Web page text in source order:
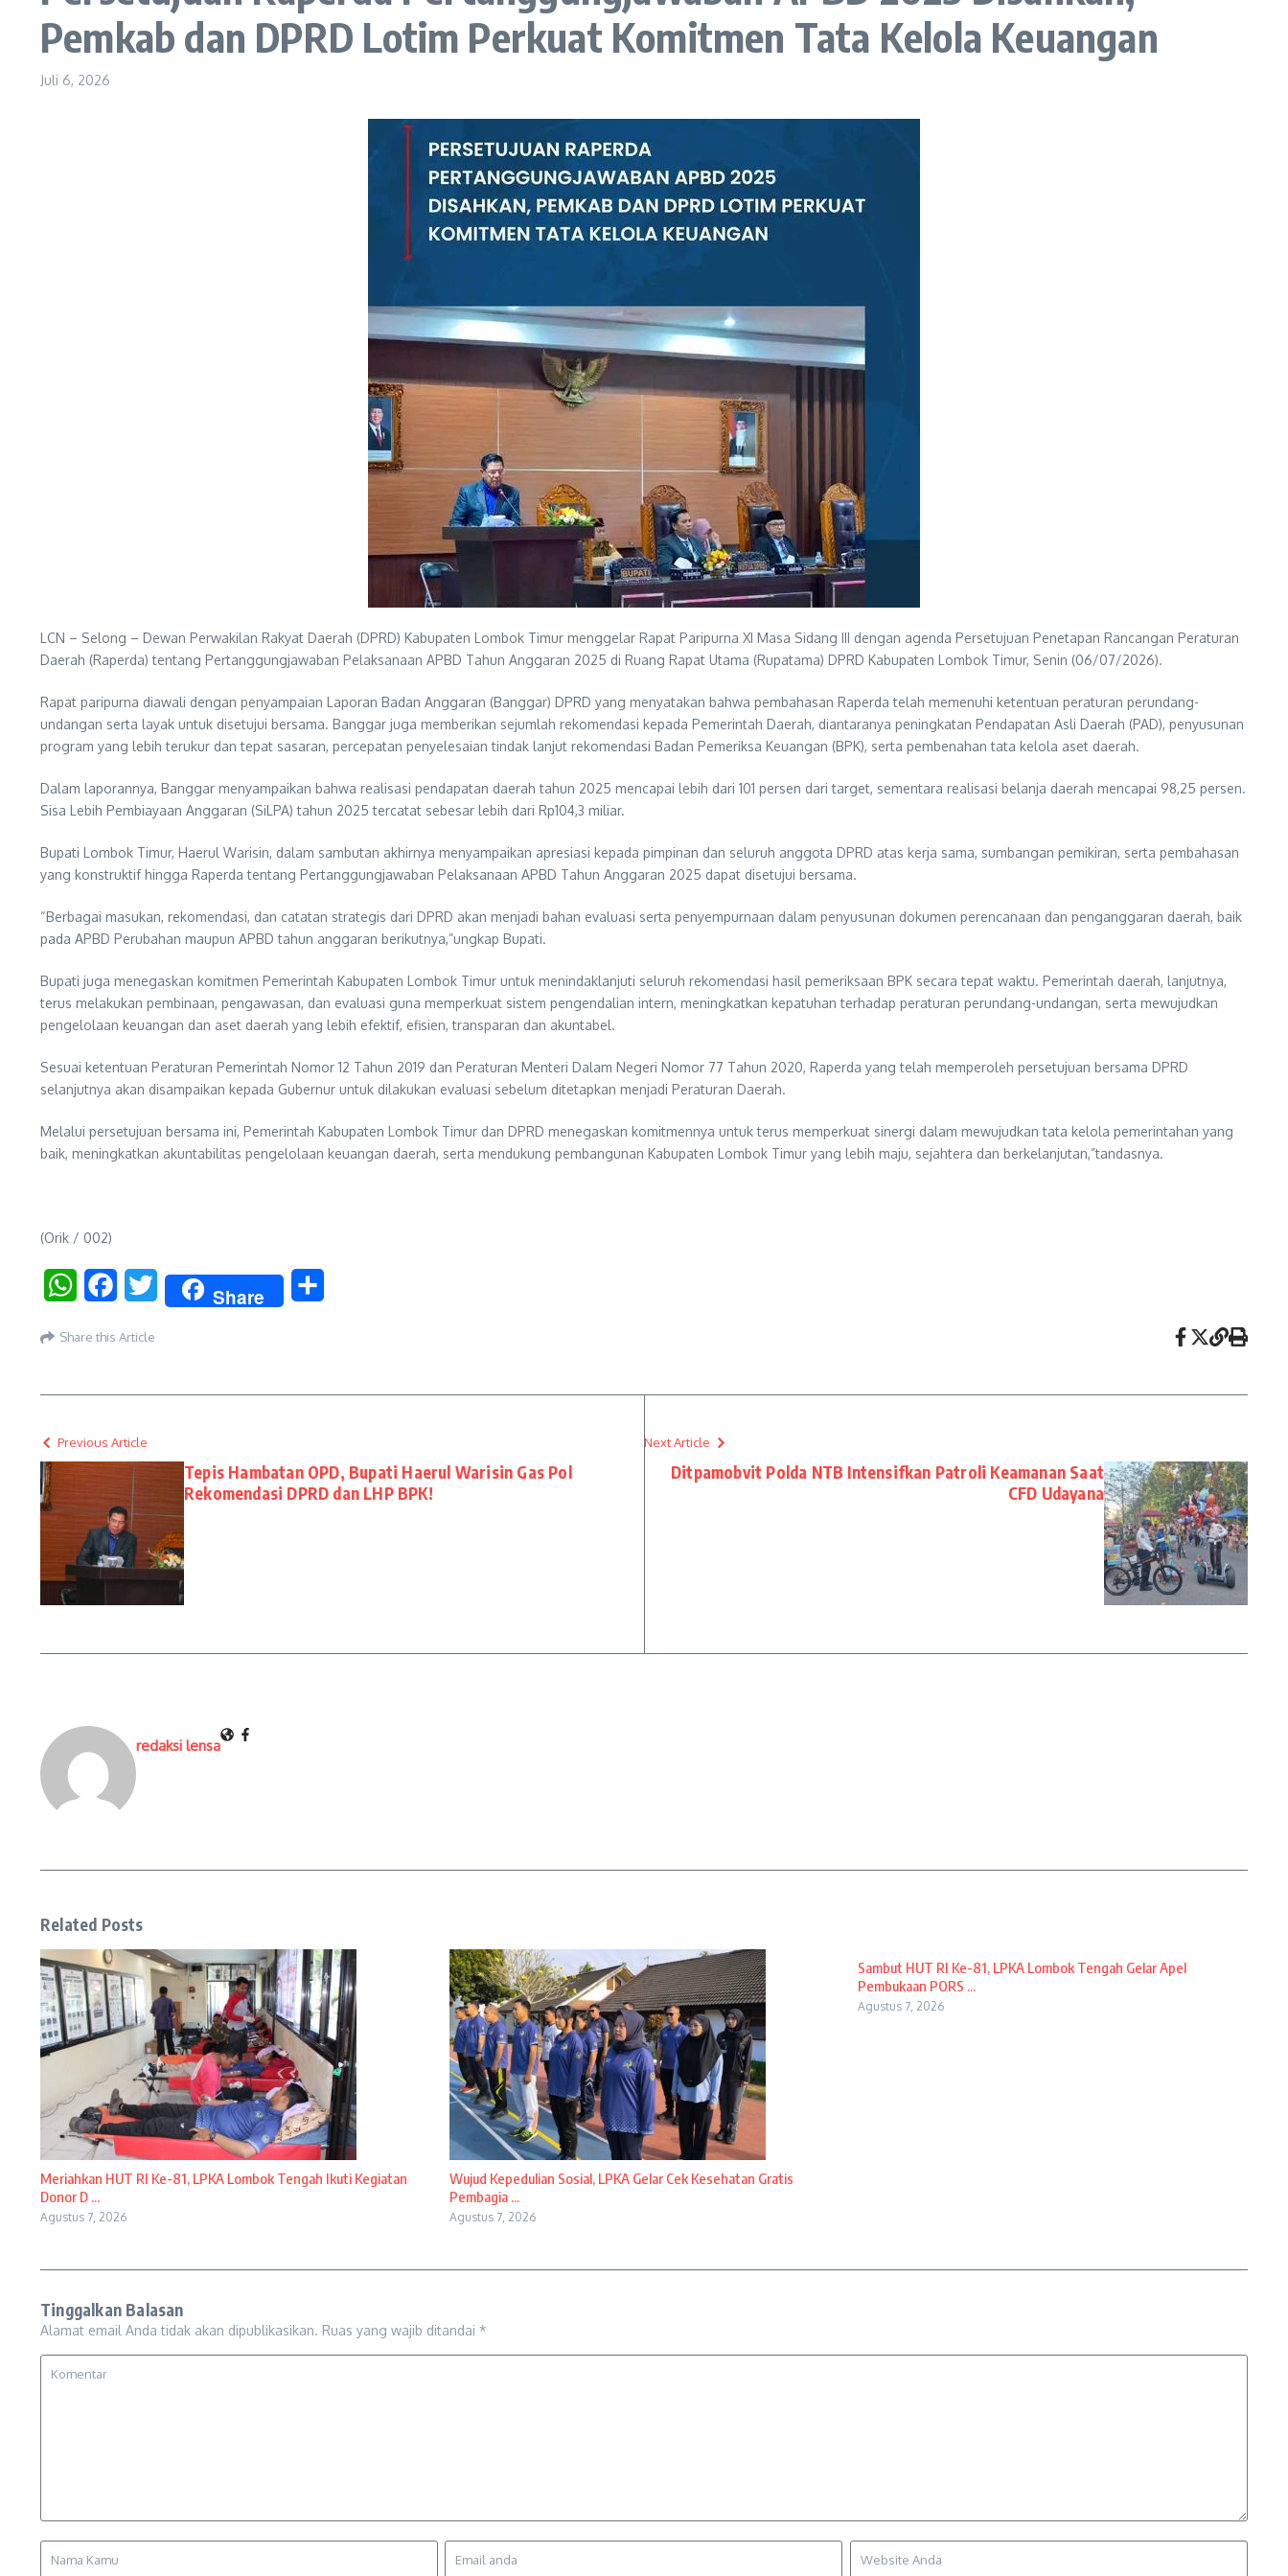
Pemkab dan DPRD Lotim Perkuat Komitmen Tata Kelola Keuangan
Juli 6, 2026
LCN – Selong – Dewan Perwakilan Rakyat Daerah (DPRD) Kabupaten Lombok Timur menggelar Rapat Paripurna XI Masa Sidang III dengan agenda Persetujuan Penetapan Rancangan Peraturan
Daerah (Raperda) tentang Pertanggungjawaban Pelaksanaan APBD Tahun Anggaran 2025 di Ruang Rapat Utama (Rupatama) DPRD Kabupaten Lombok Timur, Senin (06/07/2026).
‎Rapat paripurna diawali dengan penyampaian Laporan Badan Anggaran (Banggar) DPRD yang menyatakan bahwa pembahasan Raperda telah memenuhi ketentuan peraturan perundang-
undangan serta layak untuk disetujui bersama. Banggar juga memberikan sejumlah rekomendasi kepada Pemerintah Daerah, diantaranya peningkatan Pendapatan Asli Daerah (PAD), penyusunan
program yang lebih terukur dan tepat sasaran, percepatan penyelesaian tindak lanjut rekomendasi Badan Pemeriksa Keuangan (BPK), serta pembenahan tata kelola aset daerah.
Dalam laporannya, Banggar menyampaikan bahwa realisasi pendapatan daerah tahun 2025 mencapai lebih dari 101 persen dari target, sementara realisasi belanja daerah mencapai 98,25 persen.
Sisa Lebih Pembiayaan Anggaran (SiLPA) tahun 2025 tercatat sebesar lebih dari Rp104,3 miliar.
‎Bupati Lombok Timur, Haerul Warisin, dalam sambutan akhirnya menyampaikan apresiasi kepada pimpinan dan seluruh anggota DPRD atas kerja sama, sumbangan pemikiran, serta pembahasan
yang konstruktif hingga Raperda tentang Pertanggungjawaban Pelaksanaan APBD Tahun Anggaran 2025 dapat disetujui bersama.
“Berbagai masukan, rekomendasi, dan catatan strategis dari DPRD akan menjadi bahan evaluasi serta penyempurnaan dalam penyusunan dokumen perencanaan dan penganggaran daerah, baik
pada APBD Perubahan maupun APBD tahun anggaran berikutnya,”ungkap Bupati.
Bupati juga menegaskan komitmen Pemerintah Kabupaten Lombok Timur untuk menindaklanjuti seluruh rekomendasi hasil pemeriksaan BPK secara tepat waktu. Pemerintah daerah, lanjutnya,
terus melakukan pembinaan, pengawasan, dan evaluasi guna memperkuat sistem pengendalian intern, meningkatkan kepatuhan terhadap peraturan perundang-undangan, serta mewujudkan
pengelolaan keuangan dan aset daerah yang lebih efektif, efisien, transparan dan akuntabel.
‎Sesuai ketentuan Peraturan Pemerintah Nomor 12 Tahun 2019 dan Peraturan Menteri Dalam Negeri Nomor 77 Tahun 2020, Raperda yang telah memperoleh persetujuan bersama DPRD
selanjutnya akan disampaikan kepada Gubernur untuk dilakukan evaluasi sebelum ditetapkan menjadi Peraturan Daerah.
‎Melalui persetujuan bersama ini, Pemerintah Kabupaten Lombok Timur dan DPRD menegaskan komitmennya untuk terus memperkuat sinergi dalam mewujudkan tata kelola pemerintahan yang
baik, meningkatkan akuntabilitas pengelolaan keuangan daerah, serta mendukung pembangunan Kabupaten Lombok Timur yang lebih maju, sejahtera dan berkelanjutan,”tandasnya.
(Orik / 002)
WhatsAppFacebookTwitter Share
Share this Article
Previous Article
Tepis Hambatan OPD, Bupati Haerul Warisin Gas Pol
Rekomendasi DPRD dan LHP BPK!
Next Article
Ditpamobvit Polda NTB Intensifkan Patroli Keamanan Saat
CFD Udayana
redaksi lensa
Related Posts
Meriahkan HUT RI Ke-81, LPKA Lombok Tengah Ikuti Kegiatan
Donor D ...
Agustus 7, 2026
Wujud Kepedulian Sosial, LPKA Gelar Cek Kesehatan Gratis
Pembagia ...
Agustus 7, 2026
Sambut HUT RI Ke-81, LPKA Lombok Tengah Gelar Apel
Pembukaan PORS ...
Agustus 7, 2026
Tinggalkan Balasan
Alamat email Anda tidak akan dipublikasikan. Ruas yang wajib ditandai *